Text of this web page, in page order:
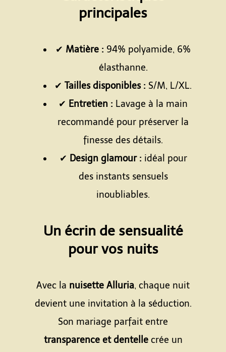
principales
✔ Matière : 94% polyamide, 6%
élasthanne.
✔ Tailles disponibles : S/M, L/XL.
✔ Entretien : Lavage à la main
recommandé pour préserver la
finesse des détails.
✔ Design glamour : idéal pour
des instants sensuels
inoubliables.
Un écrin de sensualité
pour vos nuits
Avec la nuisette Alluria, chaque nuit
devient une invitation à la séduction.
Son mariage parfait entre
transparence et dentellecrée un